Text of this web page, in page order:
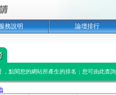
務說明 論壇排行
，點閱您的網站所產生的排名；您可由此查